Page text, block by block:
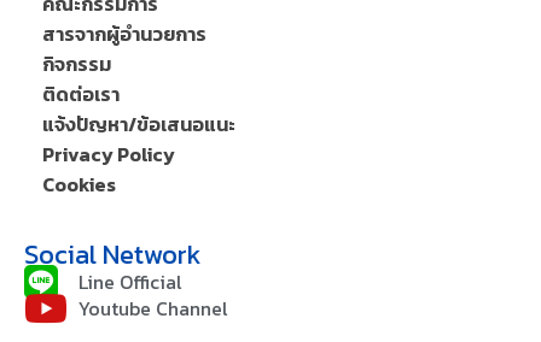
สารจากผู้อำนวยการ
กิจกรรม
ติดต่อเรา
แจ้งปัญหา/ข้อเสนอแนะ
Privacy Policy
Cookies
Social Network
Line Official
Youtube Channel